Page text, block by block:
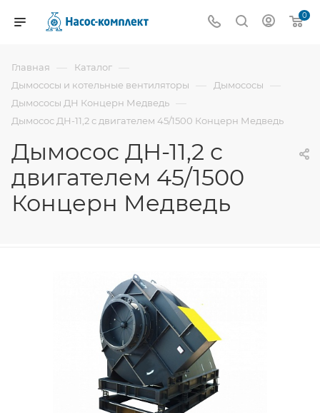
0
Главная — Каталог —
Дымососы и котельные вентиляторы — Дымососы —
Дымососы ДН Концерн Медведь —
Дымосос ДН-11,2 с двигателем 45/1500 Концерн Медведь
Дымосос ДН-11,2 с
двигателем 45/1500
Концерн Медведь